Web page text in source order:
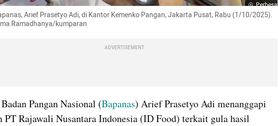
Perbesar
Arief Prasetyo Adi, di Kantor Kemenko Pangan, Jakarta Pusat, Rabu (1/10/2025).
Ramadhanya/kumparan
ADVERTISEMENT
Pangan Nasional (Bapanas) Arief Prasetyo Adi menanggapi
PT Rajawali Nusantara Indonesia (ID Food) terkait gula hasil